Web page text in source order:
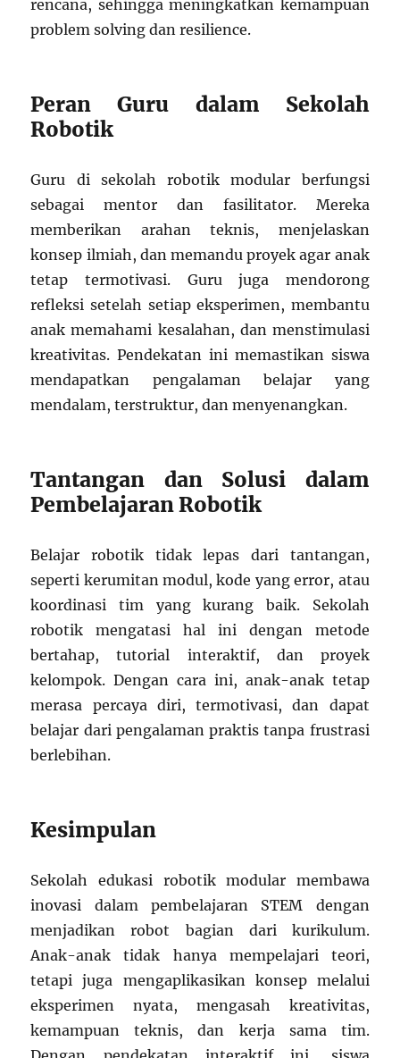
rencana, sehingga meningkatkan kemampuan
problem solving dan resilience.
Peran Guru dalam Sekolah
Robotik
Guru di sekolah robotik modular berfungsi
sebagai mentor dan fasilitator. Mereka
memberikan arahan teknis, menjelaskan
konsep ilmiah, dan memandu proyek agar anak
tetap termotivasi. Guru juga mendorong
refleksi setelah setiap eksperimen, membantu
anak memahami kesalahan, dan menstimulasi
kreativitas. Pendekatan ini memastikan siswa
mendapatkan pengalaman belajar yang
mendalam, terstruktur, dan menyenangkan.
Tantangan dan Solusi dalam
Pembelajaran Robotik
Belajar robotik tidak lepas dari tantangan,
seperti kerumitan modul, kode yang error, atau
koordinasi tim yang kurang baik. Sekolah
robotik mengatasi hal ini dengan metode
bertahap, tutorial interaktif, dan proyek
kelompok. Dengan cara ini, anak-anak tetap
merasa percaya diri, termotivasi, dan dapat
belajar dari pengalaman praktis tanpa frustrasi
berlebihan.
Kesimpulan
Sekolah edukasi robotik modular membawa
inovasi dalam pembelajaran STEM dengan
menjadikan robot bagian dari kurikulum.
Anak-anak tidak hanya mempelajari teori,
tetapi juga mengaplikasikan konsep melalui
eksperimen nyata, mengasah kreativitas,
kemampuan teknis, dan kerja sama tim.